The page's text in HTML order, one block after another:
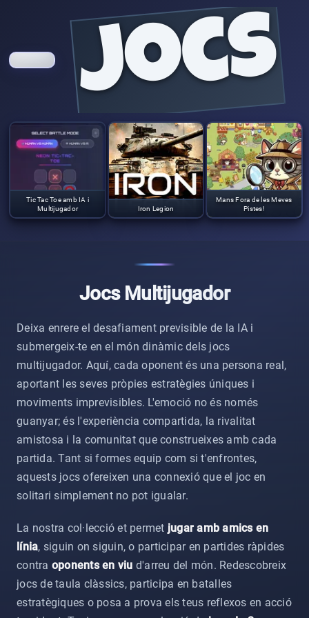
jocs
Tic Tac Toe amb IA i
Multijugador
Iron Legion
Mans Fora de les Meves
Pistes!
Jocs Multijugador
Deixa enrere el desafiament previsible de la IA i
submergeix-te en el món dinàmic dels jocs
multijugador. Aquí, cada oponent és una persona real,
aportant les seves pròpies estratègies úniques i
moviments imprevisibles. L'emoció no és només
guanyar; és l'experiència compartida, la rivalitat
amistosa i la comunitat que construeixes amb cada
partida. Tant si formes equip com si t'enfrontes,
aquests jocs ofereixen una connexió que el joc en
solitari simplement no pot igualar.
La nostra col·lecció et permet jugar amb amics en
línia, siguin on siguin, o participar en partides ràpides
contra oponents en viu d'arreu del món. Redescobreix
jocs de taula clàssics, participa en batalles
estratègiques o posa a prova els teus reflexos en acció